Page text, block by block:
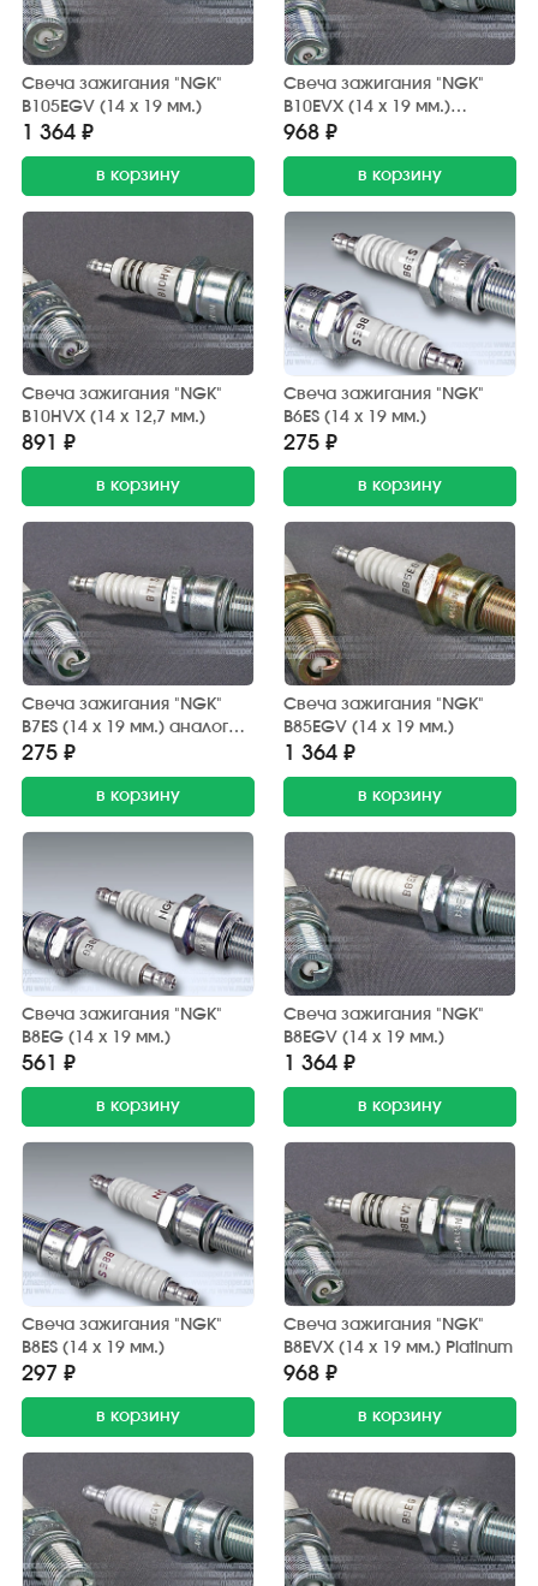
Свеча зажигания "NGK"
B105EGV (14 х 19 мм.)
1 364 ₽
в корзину
Свеча зажигания "NGK"
B10EVX (14 х 19 мм.)
Platinum
968 ₽
в корзину
Свеча зажигания "NGK"
B10HVX (14 х 12,7 мм.)
891 ₽
в корзину
Свеча зажигания "NGK"
B6ES (14 х 19 мм.)
275 ₽
в корзину
Свеча зажигания "NGK"
B7ES (14 х 19 мм.) аналог
А23ДРМ
275 ₽
в корзину
Свеча зажигания "NGK"
B85EGV (14 х 19 мм.)
1 364 ₽
в корзину
Свеча зажигания "NGK"
B8EG (14 х 19 мм.)
561 ₽
в корзину
Свеча зажигания "NGK"
B8EGV (14 х 19 мм.)
1 364 ₽
в корзину
Свеча зажигания "NGK"
B8ES (14 х 19 мм.)
297 ₽
в корзину
Свеча зажигания "NGK"
B8EVX (14 х 19 мм.) Platinum
968 ₽
в корзину